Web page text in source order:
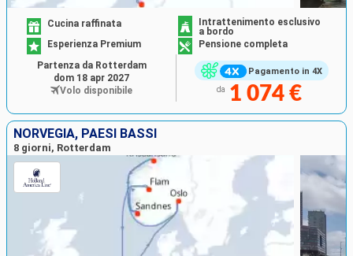
Pagamento in 4X
Cucina raffinata
Intrattenimento esclusivo
a bordo
Esperienza Premium
Pensione completa
da 1 074 €
Partenza da Rotterdam
dom 18 apr 2027
Volo disponibile
NORVEGIA, PAESI BASSI
8 giorni, Rotterdam